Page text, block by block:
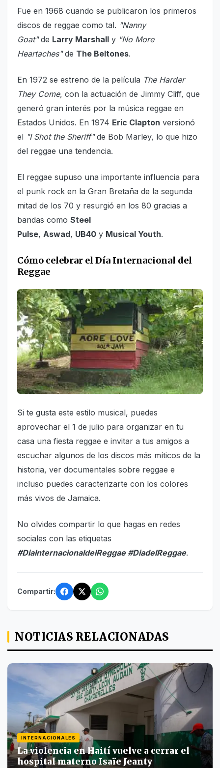
Fue en 1968 cuando se publicaron los primeros
discos de reggae como tal. "Nanny
Goat"de Larry Marshall y "No More
Heartaches"de The Beltones.
En 1972 se estreno de la película The Harder
They Come, con la actuación de Jimmy Cliff, que
generó gran interés por la música reggae en
Estados Unidos. En 1974 Eric Clapton versionó
el "I Shot the Sheriff"de Bob Marley, lo que hizo
del reggae una tendencia.
El reggae supuso una importante influencia para
el punk rock en la Gran Bretaña de la segunda
mitad de los 70 y resurgió en los 80 gracias a
bandas como Steel
Pulse, Aswad, UB40 y Musical Youth.
Cómo celebrar el Día Internacional del
Reggae
Si te gusta este estilo musical, puedes
aprovechar el 1 de julio para organizar en tu
casa una fiesta reggae e invitar a tus amigos a
escuchar algunos de los discos más míticos de la
historia, ver documentales sobre reggae e
incluso puedes caracterizarte con los colores
más vivos de Jamaica.
No olvides compartir lo que hagas en redes
sociales con las etiquetas
#DiaInternacionaldelReggae #DiadelReggae.
Compartir:
NOTICIAS RELACIONADAS
INTERNACIONALES
La violencia en Haití vuelve a cerrar el
hospital materno Isaïe Jeanty